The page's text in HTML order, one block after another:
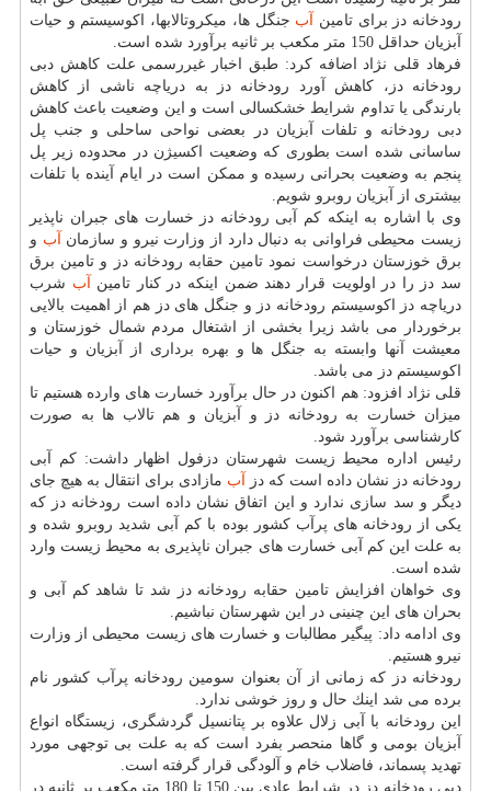
رودخانه دز برای تامین آب جنگل ها، میكروتالابها، اكوسیستم و حیات
آبزیان حداقل 150 متر مكعب بر ثانیه برآورد شده است.
فرهاد قلی نژاد اضافه كرد: طبق اخبار غیررسمی علت كاهش دبی
رودخانه دز، كاهش آورد رودخانه دز به دریاچه ناشی از كاهش
بارندگی یا تداوم شرایط خشكسالی است و این وضعیت باعث كاهش
دبی رودخانه و تلفات آبزیان در بعضی نواحی ساحلی و جنب پل
ساسانی شده است بطوری كه وضعیت اكسیژن در محدوده زیر پل
پنجم به وضعیت بحرانی رسیده و ممكن است در ایام آینده با تلفات
بیشتری از آبزیان روبرو شویم.
وی با اشاره به اینكه كم آبی رودخانه دز خسارت های جبران ناپذیر
زیست محیطی فراوانی به دنبال دارد از وزارت نیرو و سازمان آب و
برق خوزستان درخواست نمود تامین حقابه رودخانه دز و تامین برق
سد دز را در اولویت قرار دهند ضمن اینكه در كنار تامین آب شرب
دریاچه دز اكوسیستم رودخانه دز و جنگل های دز هم از اهمیت بالایی
برخوردار می باشد زیرا بخشی از اشتغال مردم شمال خوزستان و
معیشت آنها وابسته به جنگل ها و بهره برداری از آبزیان و حیات
اكوسیستم دز می باشد.
قلی نژاد افزود: هم اكنون در حال برآورد خسارت های وارده هستیم تا
میزان خسارت به رودخانه دز و آبزیان و هم تالاب ها به صورت
كارشناسی برآورد شود.
رئیس اداره محیط زیست شهرستان دزفول اظهار داشت: كم آبی
رودخانه دز نشان داده است كه دز آب مازادی برای انتقال به هیچ جای
دیگر و سد سازی ندارد و این اتفاق نشان داده است رودخانه دز كه
یكی از رودخانه های پرآب كشور بوده با كم آبی شدید روبرو شده و
به علت این كم آبی خسارت های جبران ناپذیری به محیط زیست وارد
شده است.
وی خواهان افزایش تامین حقابه رودخانه دز شد تا شاهد كم آبی و
بحران های این چنینی در این شهرستان نباشیم.
وی ادامه داد: پیگیر مطالبات و خسارت های زیست محیطی از وزارت
نیرو هستیم.
رودخانه دز كه زمانی از آن بعنوان سومین رودخانه پرآب كشور نام
برده می شد اینك حال و روز خوشی ندارد.
این رودخانه با آبی زلال علاوه بر پتانسیل گردشگری، زیستگاه انواع
آبزیان بومی و گاها منحصر بفرد است كه به علت بی توجهی مورد
تهدید پسماند، فاضلاب خام و آلودگی قرار گرفته است.
دبی رودخانه دز در شرایط عادی بین 150 تا 180 مترمكعب بر ثانیه در